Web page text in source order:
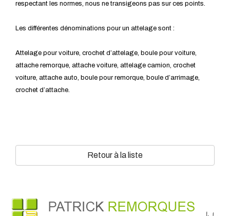
respectant les normes, nous ne transigeons pas sur ces points.
Les différentes dénominations pour un attelage sont :
Attelage pour voiture, crochet d’attelage, boule pour voiture,
attache remorque, attache voiture, attelage camion, crochet
voiture, attache auto, boule pour remorque, boule d’arrimage,
crochet d’attache.
Retour à la liste